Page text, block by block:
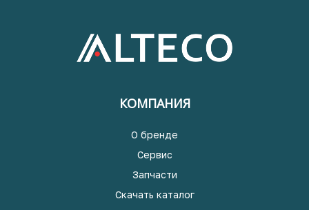
КОМПАНИЯ
О бренде
Сервис
Запчасти
Скачать каталог